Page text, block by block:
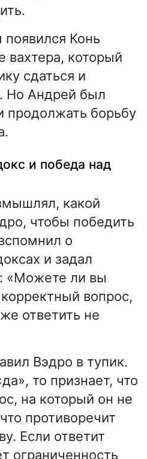
Конь
вахтера, который
сдаться и
Но Андрей был
продолжать борьбу
и победа над
какой
чтобы победить
о
и задал
«Можете ли вы
вопрос,
ответить не
Вэдро в тупик.
то признает, что
на который он не
противоречит
Если ответит
ограниченность